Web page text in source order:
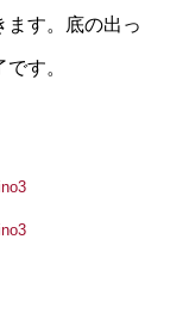
ます。底の出っ
す。